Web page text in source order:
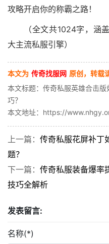
攻略开启你的称霸之路！
（全文共1024字，涵
大主流私服引擎）
本文为 传奇找服网 原创，转载
本文标题：传奇私服英雄合击
巧？
本文地址：https://
上一篇： 传奇私服花屏补丁
题？
下一篇： 传奇私服装备爆率
技巧全解析
发表留言:
名称(*)